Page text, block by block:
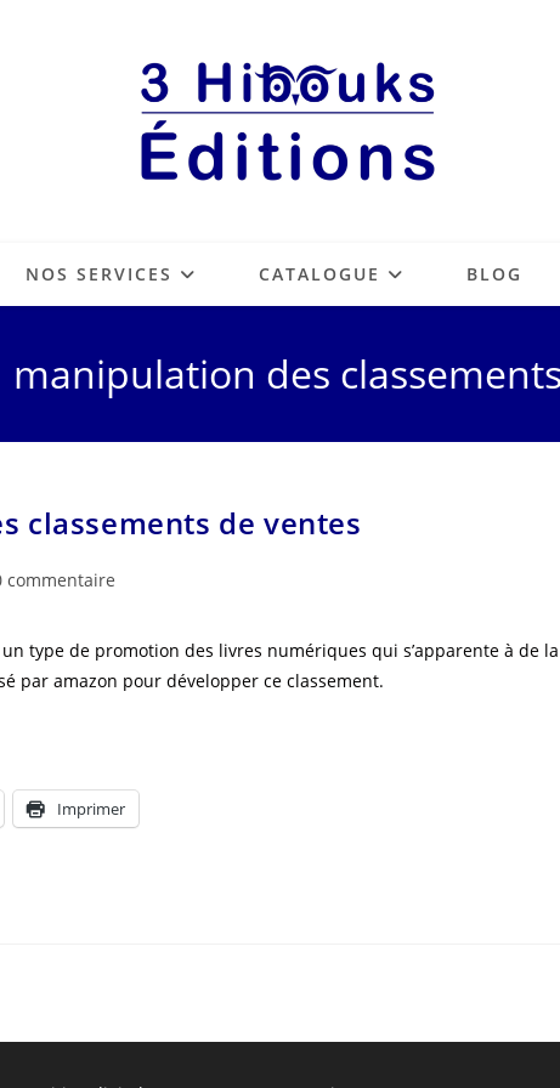
NOS SERVICES CATALOGUE BLOG
manipulation des
classements de ventes
commentaire
type de promotion des livres numériques qui s’apparente à de
par amazon pour développer ce classement.
Imprimer